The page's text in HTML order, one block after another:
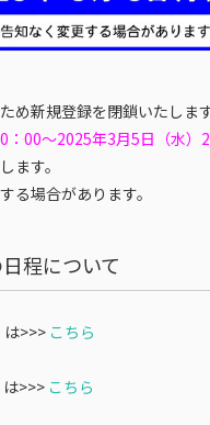
め新規登録を閉鎖いたします
：00～2025年3月5日（水）
ます。
る場合があります。
程について
は>>> こちら
は>>> こちら